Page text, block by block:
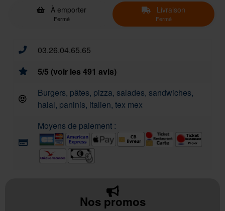
À emporter
Fermé
Livraison
Fermé
03.26.04.65.65
5/5 (voir les 491 avis)
Burgers, pâtes, pizza, salades, sandwiches,
halal, paninis, italien, tex mex
Moyens de paiement :
Nos promos